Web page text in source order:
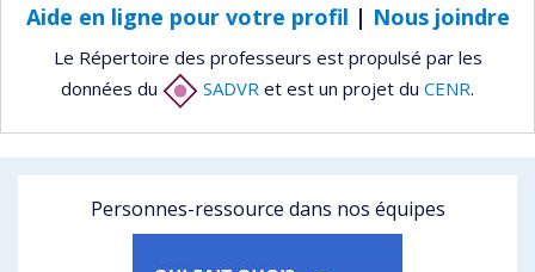
Aide en ligne pour votre profil | Nous joindre
Le Répertoire des professeurs est propulsé par les
données du
SADVR et est un projet du CENR.
Personnes-ressource dans nos équipes